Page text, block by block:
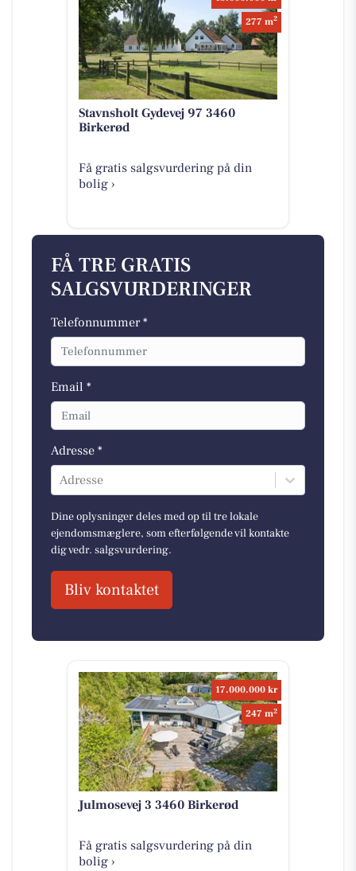
277 m2
Stavnsholt Gydevej 97 3460
Birkerød
Få gratis salgsvurdering på din
bolig ›
FÅ TRE GRATIS
SALGSVURDERINGER
Telefonnummer *
Email *
Adresse *
Adresse
Dine oplysninger deles med op til tre lokale
ejendomsmæglere, som efterfølgende vil kontakte
dig vedr. salgsvurdering.
Bliv kontaktet
17.000.000 kr
247 m2
Julmosevej 3 3460 Birkerød
Få gratis salgsvurdering på din
bolig ›